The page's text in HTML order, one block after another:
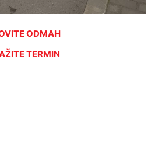
ODMAH
TERMIN